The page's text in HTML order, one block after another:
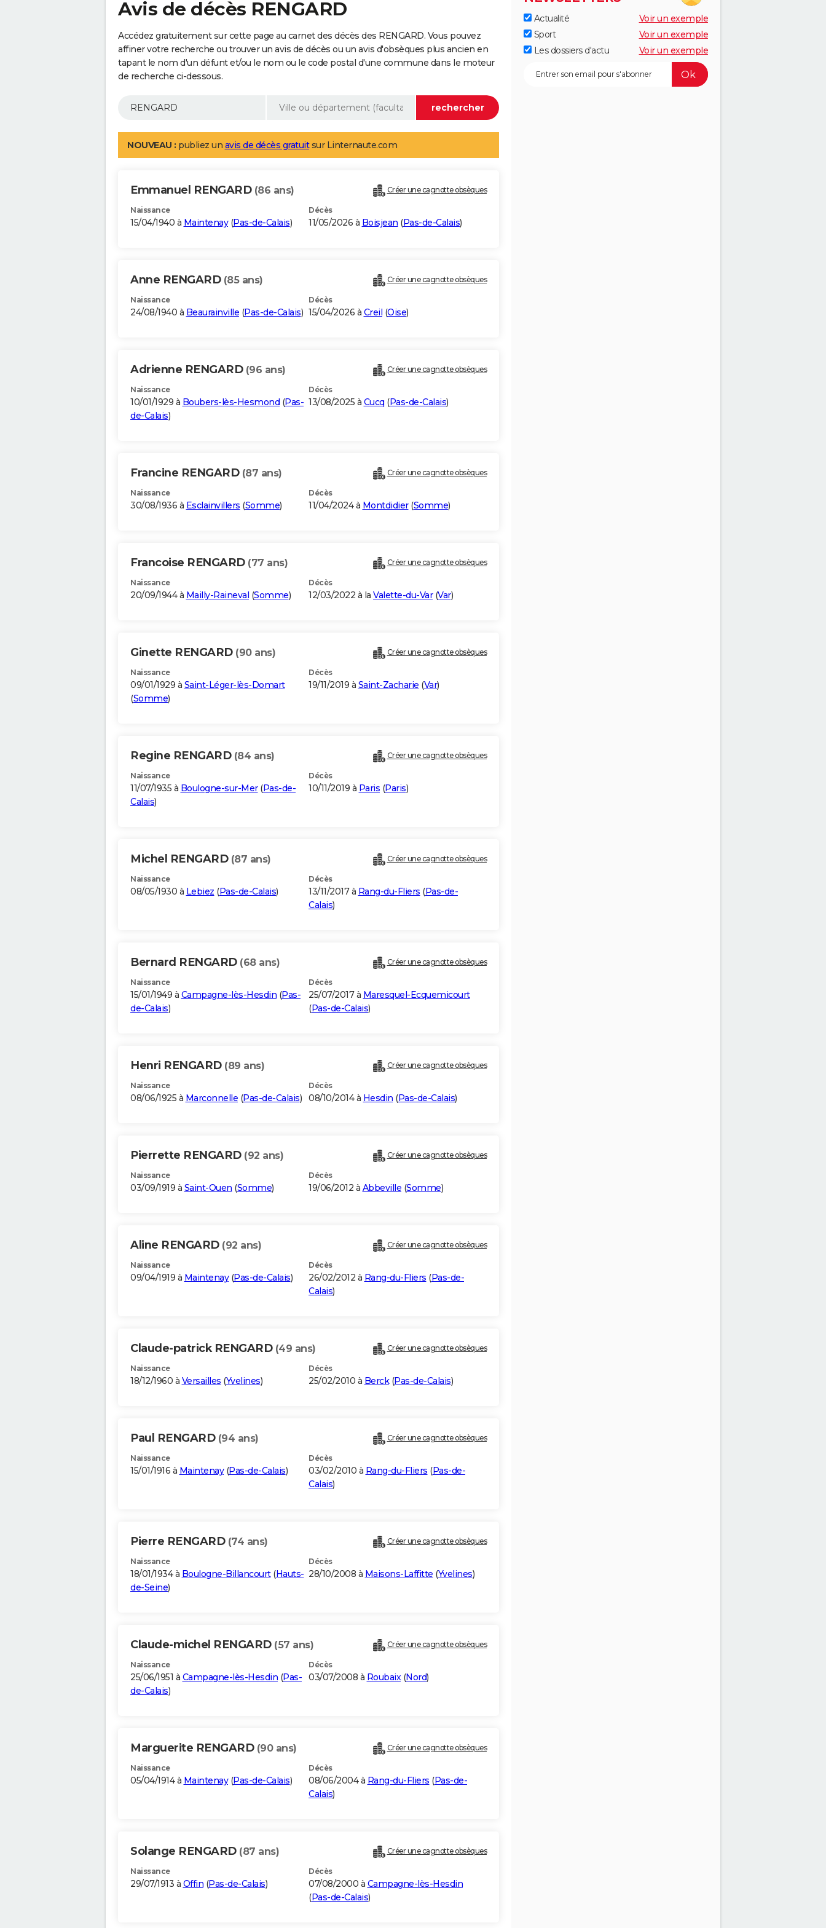
Avis de décès RENGARD
Accédez gratuitement sur cette page au carnet des décès des RENGARD. Vous pouvez
affiner votre recherche ou trouver un avis de décès ou un avis d'obsèques plus ancien en
tapant le nom d'un défunt et/ou le nom ou le code postal d'une commune dans le moteur
de recherche ci-dessous.
NOUVEAU : publiez un avis de décès gratuitsur Linternaute.com
Emmanuel RENGARD (86 ans) Créer une cagnotte obsèques
Naissance
15/04/1940 à Maintenay(Pas-de-Calais)
Décès
11/05/2026 à Boisjean (Pas-de-Calais)
Anne RENGARD (85 ans) Créer une cagnotte obsèques
Naissance
24/08/1940 à Beaurainville (Pas-de-Calais)
Décès
15/04/2026 à Creil (Oise)
Adrienne RENGARD (96 ans) Créer une cagnotte obsèques
Naissance
10/01/1929 à Boubers-lès-Hesmond (Pas-
de-Calais)
Décès
13/08/2025 à Cucq (Pas-de-Calais)
Francine RENGARD (87 ans) Créer une cagnotte obsèques
Naissance
30/08/1936 à Esclainvillers (Somme)
Décès
11/04/2024 à Montdidier(Somme)
Francoise RENGARD (77 ans) Créer une cagnotte obsèques
Naissance
20/09/1944 à Mailly-Raineval (Somme)
Décès
12/03/2022 à la Valette-du-Var(Var)
Ginette RENGARD (90 ans) Créer une cagnotte obsèques
Naissance
09/01/1929 à Saint-Léger-lès-Domart
(Somme)
Décès
19/11/2019 à Saint-Zacharie (Var)
Regine RENGARD (84 ans) Créer une cagnotte obsèques
Naissance
11/07/1935 à Boulogne-sur-Mer(Pas-de-
Calais)
Décès
10/11/2019 à Paris (Paris)
Michel RENGARD (87 ans) Créer une cagnotte obsèques
Naissance
08/05/1930 à Lebiez (Pas-de-Calais)
Décès
13/11/2017 à Rang-du-Fliers (Pas-de-
Calais)
Bernard RENGARD (68 ans) Créer une cagnotte obsèques
Naissance
15/01/1949 à Campagne-lès-Hesdin (Pas-
de-Calais)
Décès
25/07/2017 à Maresquel-Ecquemicourt
(Pas-de-Calais)
Henri RENGARD (89 ans) Créer une cagnotte obsèques
Naissance
08/06/1925 à Marconnelle (Pas-de-Calais)
Décès
08/10/2014 à Hesdin (Pas-de-Calais)
Pierrette RENGARD (92 ans) Créer une cagnotte obsèques
Naissance
03/09/1919 à Saint-Ouen (Somme)
Décès
19/06/2012 à Abbeville (Somme)
Aline RENGARD (92 ans) Créer une cagnotte obsèques
Naissance
09/04/1919 à Maintenay(Pas-de-Calais)
Décès
26/02/2012 à Rang-du-Fliers (Pas-de-
Calais)
Claude-patrick RENGARD (49 ans) Créer une cagnotte obsèques
Naissance
18/12/1960 à Versailles (Yvelines)
Décès
25/02/2010 à Berck(Pas-de-Calais)
Paul RENGARD (94 ans) Créer une cagnotte obsèques
Naissance
15/01/1916 à Maintenay(Pas-de-Calais)
Décès
03/02/2010 à Rang-du-Fliers (Pas-de-
Calais)
Pierre RENGARD (74 ans) Créer une cagnotte obsèques
Naissance
18/01/1934 à Boulogne-Billancourt(Hauts-
de-Seine)
Décès
28/10/2008 à Maisons-Laffitte (Yvelines)
Claude-michel RENGARD (57 ans) Créer une cagnotte obsèques
Naissance
25/06/1951 à Campagne-lès-Hesdin (Pas-
de-Calais)
Décès
03/07/2008 à Roubaix(Nord)
Marguerite RENGARD (90 ans) Créer une cagnotte obsèques
Naissance
05/04/1914 à Maintenay(Pas-de-Calais)
Décès
08/06/2004 à Rang-du-Fliers (Pas-de-
Calais)
Solange RENGARD (87 ans) Créer une cagnotte obsèques
Naissance
29/07/1913 à Offin (Pas-de-Calais)
Décès
07/08/2000 à Campagne-lès-Hesdin
(Pas-de-Calais)
Actualité
Voir un exemple
Sport
Voir un exemple
Les dossiers d'actu
Voir un exemple